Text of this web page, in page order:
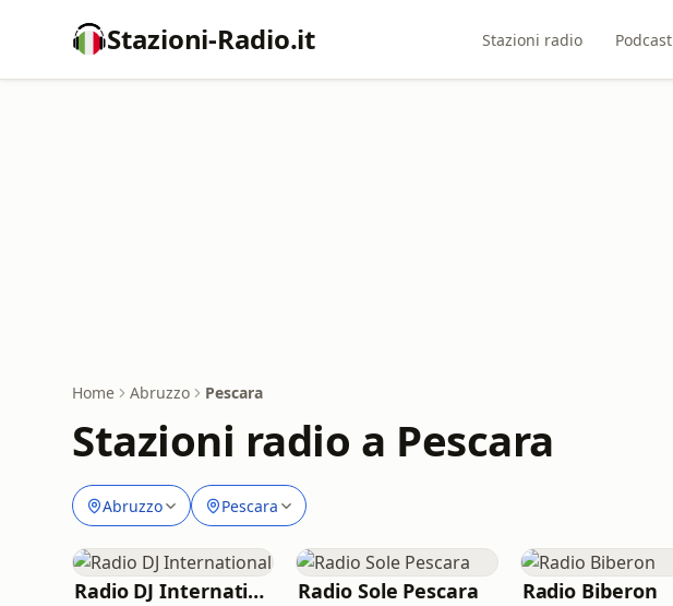
Stazioni-Radio.it Stazioni radio Podcast
Home Abruzzo Pescara
Stazioni radio a Pescara
Abruzzo Pescara
Radio DJ International Radio Sole Pescara Radio Biberon